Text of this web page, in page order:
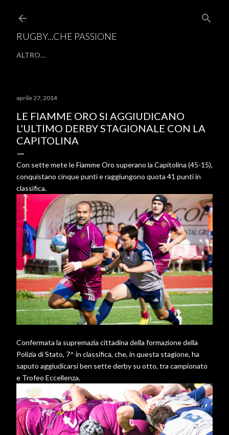
Passa ai contenuti principali
RUGBY...CHE PASSIONE
ALTRO…
aprile 27, 2014
LE FIAMME ORO SI AGGIUDICANO
L'ULTIMO DERBY STAGIONALE CON LA
CAPITOLINA
Con sette mete le Fiamme Oro superano la Capitolina (45-15),
conquistano cinque punti e raggiungono quota 41 punti in
classifica.
Confermata la supremazia cittadina della formazione della
Polizia di Stato, 7^ in classifica, che, in questa stagione, ha
saputo aggiudicarsi ben sette derby su otto, tra campionato
e Trofeo Eccellenza.